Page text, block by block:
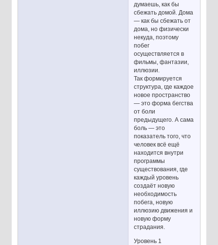
думаешь, как бы
сбежать домой. Дома
— как бы сбежать от
дома, но физически
некуда, поэтому
побег
осуществляется в
фильмы, фантазии,
иллюзии.
Так формируется
структура, где каждое
новое пространство
— это форма бегства
от боли
предыдущего. А сама
боль — это
показатель того, что
человек всё ещё
находится внутри
программы
существования, где
каждый уровень
создаёт новую
необходимость
побега, новую
иллюзию движения и
новую форму
страдания.
Уровень 1